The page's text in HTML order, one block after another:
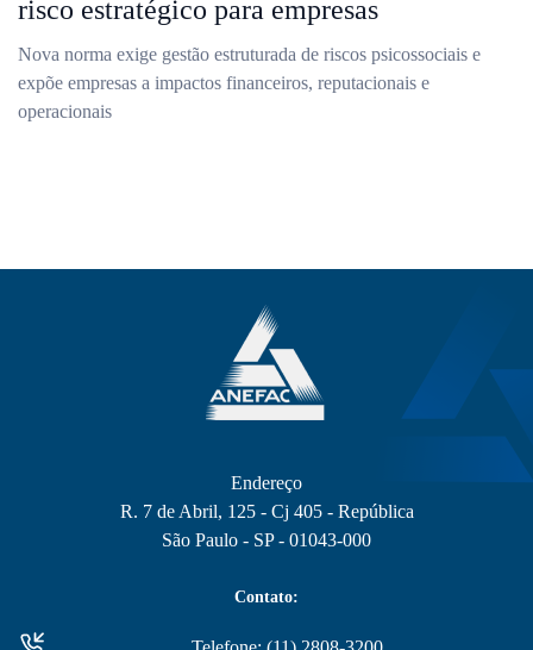
risco estratégico para empresas
Nova norma exige gestão estruturada de riscos psicossociais e
expõe empresas a impactos financeiros, reputacionais e
operacionais
Endereço
R. 7 de Abril, 125 - Cj 405 - República
São Paulo - SP - 01043-000
Contato: